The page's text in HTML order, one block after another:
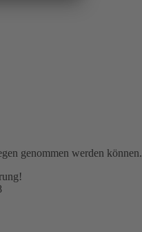
genommen werden können.